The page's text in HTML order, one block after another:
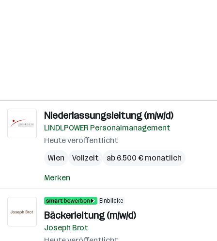
Niederlassungsleitung (m/w/d)
LINDLPOWER Personalmanagement
Heute veröffentlicht
Wien
Vollzeit ab 6.500 € monatlich
Merken
Einblicke
Bäckerleitung (m/w/d)
Joseph Brot